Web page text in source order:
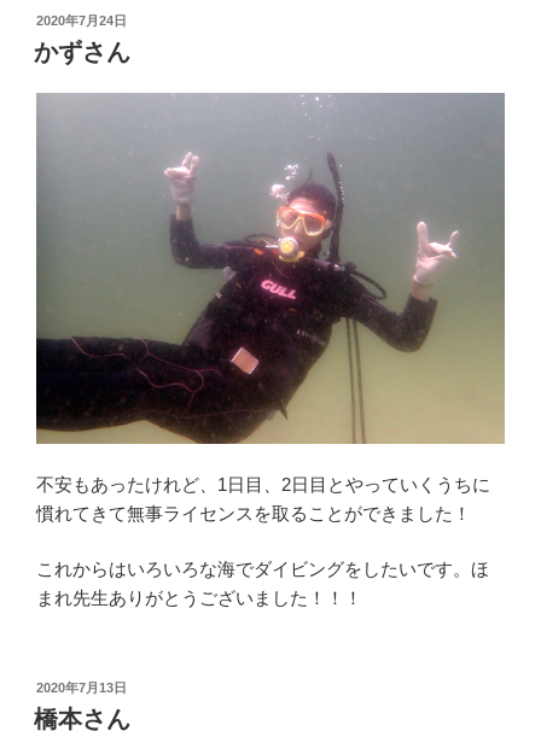
投
稿
日:
2020年7月24日
かずさん
不安もあったけれど、1日目、2日目とやっていくうちに
慣れてきて無事ライセンスを取ることができました！
これからはいろいろな海でダイビングをしたいです。ほ
まれ先生ありがとうございました！！！
投
稿
2020年7月13日
橋本さん